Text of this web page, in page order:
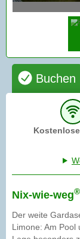
Buchen
Nix-wie-weg®
Der weite
Limone: Am Pool